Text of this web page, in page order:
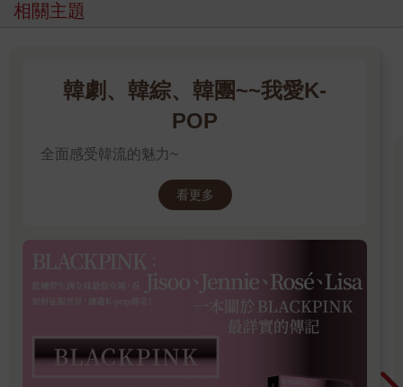
相關主題
韓劇、韓綜、韓團~~我愛K-
POP
全面感受韓流的魅力~
看更多